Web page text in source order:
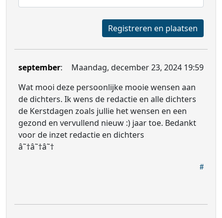
Registreren en plaatsen
september:
Maandag, december 23, 2024 19:59
Wat mooi deze persoonlijke mooie wensen aan
de dichters. Ik wens de redactie en alle dichters
de Kerstdagen zoals jullie het wensen en een
gezond en vervullend nieuw :) jaar toe. Bedankt
voor de inzet redactie en dichters
â˜†â˜†â˜†